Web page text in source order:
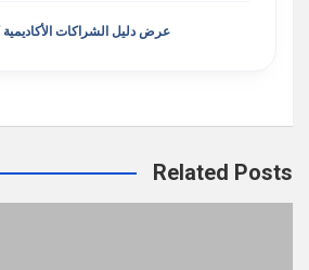
عرض دليل الشراكات الأكاديمية
Related Posts